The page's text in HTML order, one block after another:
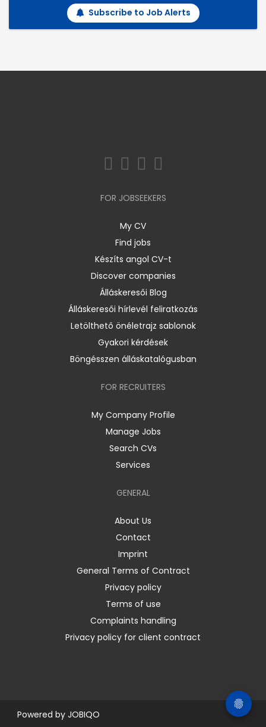
Subscribe to Job Alerts
FOR JOBSEEKERS
My CV
Find jobs
Készíts angol CV-t
Discover companies
Álláskeresői Blog
Álláskeresői hírlevél feliratkozás
Letölthető önéletrajz sablonok
Gyakori kérdések
Böngésszen álláskatalógusban
FOR RECRUITERS
My Company Profile
Manage Jobs
Search CVs
Services
GENERAL
About Us
Contact
Imprint
General Terms of Contract
Privacy policy
Terms of use
Complaints handling
Privacy policy for client contract
Powered by JOBIQO